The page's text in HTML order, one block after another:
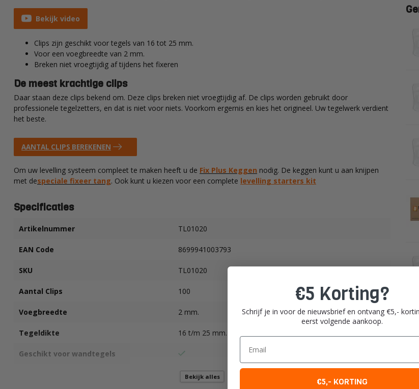
Bekijk video
Clips zijn geschikt voor tegels van 16 tot 25 mm.
Voor een voegbreedte van 2 mm.
Breken niet vroegtijdig af tijdens het fixeren
De meest krachtige clips
Daar staan deze clips bekend om. Deze clips breken niet vroegtijdig af. De clips worden gebruikt door
professionele tegelzetters, en dat is niet voor niets. Voorkom ergernis en kies het origineel. Uw tegelwerk verdient
het beste.
AANTAL CLIPS BEREKENEN
Om uw levelling systeem compleet te maken heeft u de Fix Plus Keggen nodig. De keggen kunt u aan knijpen
met despeciale fixeer tang. Ook kunt u kiezen voor een complete levelling starters kit
Specificaties
Artikelnummer TL01020
EAN Code 8699941003793
SKU TL01020
Aantal Clips 100
Voegbreedte 2 mm.
Tegeldikte 16 t/m 25 mm.
Geschikt voor wandtegels
Bekijk alles
€5 Korting?
Schrijf je in voor de nieuwsbrief en ontvang €5,-
eerst volgende aankoop.
Email
€5,- KORTING